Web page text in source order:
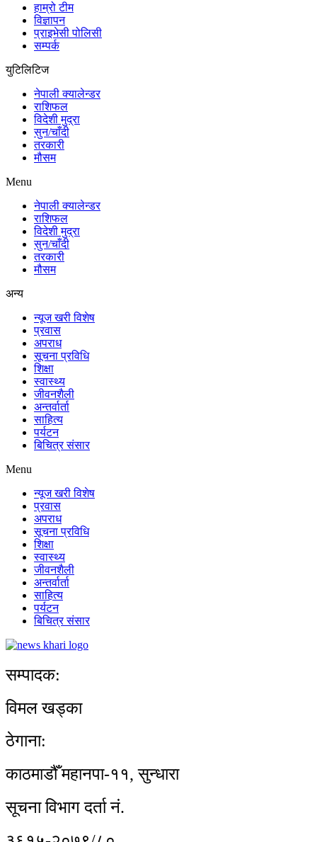
हाम्रो टीम
विज्ञापन
प्राइभेसी पोलिसी
सम्पर्क
युटिलिटिज
नेपाली क्यालेन्डर
राशिफल
विदेशी मुद्रा
सुन/चाँदी
तरकारी
मौसम
Menu
नेपाली क्यालेन्डर
राशिफल
विदेशी मुद्रा
सुन/चाँदी
तरकारी
मौसम
अन्य
न्यूज खरी विशेष
प्रवास
अपराध
सूचना प्रविधि
शिक्षा
स्वास्थ्य
जीवनशैली
अन्तर्वार्ता
साहित्य
पर्यटन
बिचित्र संसार
Menu
न्यूज खरी विशेष
प्रवास
अपराध
सूचना प्रविधि
शिक्षा
स्वास्थ्य
जीवनशैली
अन्तर्वार्ता
साहित्य
पर्यटन
बिचित्र संसार
सम्पादक:
विमल खड्का
ठेगाना:
काठमाडौँ महानपा-११, सुन्धारा
सूचना विभाग दर्ता नं.